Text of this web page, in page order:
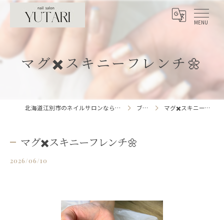
マグ✖️スキニーフレンチ🌼
北海道江別市のネイルサロンならnailsalon YUTARI ブログ マグ✖️スキニーフレンチ🌼
マグ✖️スキニーフレンチ🌼
2026/06/10